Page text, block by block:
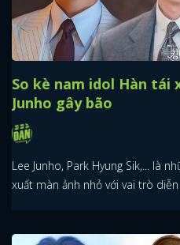
So kè nam idol Hàn tái
Junho gây bão
Lee Junho, Park Hyung Sik,... là
xuất màn ảnh nhỏ với vai trò